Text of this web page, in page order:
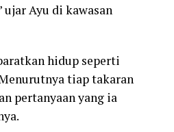
Ayu di kawasan
hidup seperti
tiap takaran
pertanyaan yang ia